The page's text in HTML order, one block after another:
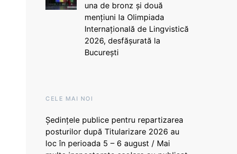
una de bronz și două
mențiuni la Olimpiada
Internațională de Lingvistică
2026, desfășurată la
București
CELE MAI NOI
Ședințele publice pentru repartizarea
posturilor după Titularizare 2026 au
loc în perioada 5 – 6 august / Mai